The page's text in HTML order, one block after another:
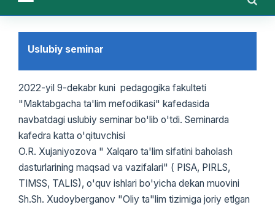
Uslubiy seminar
2022-yil 9-dekabr kuni pedagogika fakulteti
"Maktabgacha ta'lim mefodikasi" kafedasida
navbatdagi uslubiy seminar bo'lib o'tdi. Seminarda
kafedra katta o'qituvchisi
O.R. Xujaniyozova " Xalqaro ta'lim sifatini baholash
dasturlarining maqsad va vazifalari" ( PISA, PIRLS,
TIMSS, TALIS), o'quv ishlari bo'yicha dekan muovini
Sh.Sh. Xudoyberganov "Oliy ta"lim tizimiga joriy etlgan